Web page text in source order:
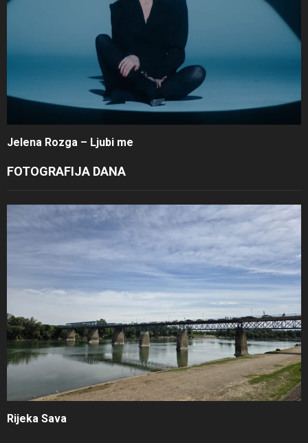
Jelena Rozga – Ljubi me
FOTOGRAFIJA DANA
Rijeka Sava